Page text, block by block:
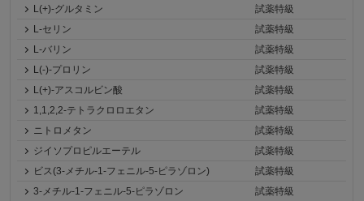
L(+)-グルタミン
試薬特級
L-セリン
試薬特級
L-バリン
試薬特級
L(-)-プロリン
試薬特級
L(+)-アスコルビン酸
試薬特級
1,1,2,2-テトラクロロエタン
試薬特級
ニトロメタン
試薬特級
ジイソプロピルエーテル
試薬特級
ビス(3-メチル-1-フェニル-5-ピラゾロン)
試薬特級
3-メチル-1-フェニル-5-ピラゾロン
試薬特級